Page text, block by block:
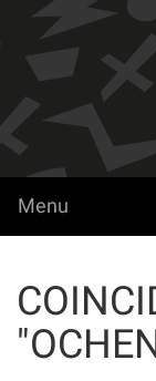
Menu